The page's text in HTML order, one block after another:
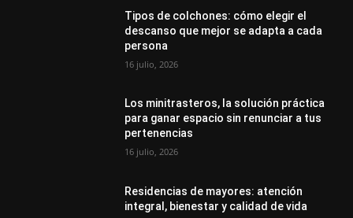
Tipos de colchones: cómo elegir el
descanso que mejor se adapta a cada
persona
16 julio, 2026
Los minitrasteros, la solución práctica
para ganar espacio sin renunciar a tus
pertenencias
16 julio, 2026
Residencias de mayores: atención
integral, bienestar y calidad de vida